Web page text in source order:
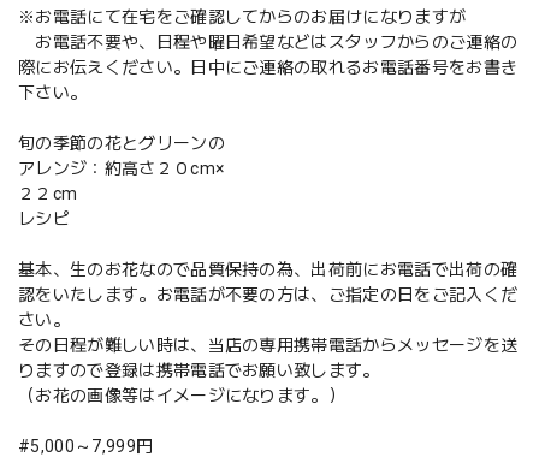
※お電話にて在宅をご確認してからのお届けになりますが
お電話不要や、日程や曜日希望などはスタッフからのご連絡の
際にお伝えください。日中にご連絡の取れるお電話番号をお書き
下さい。
旬の季節の花とグリーンの
アレンジ：約高さ２０cm×
２２cm
レシピ
基本、生のお花なので品質保持の為、出荷前にお電話で出荷の確
認をいたします。お電話が不要の方は、ご指定の日をご記入くだ
さい。
その日程が難しい時は、当店の専用携帯電話からメッセージを送
りますので登録は携帯電話でお願い致します。
（お花の画像等はイメージになります。）
#5,000～7,999円